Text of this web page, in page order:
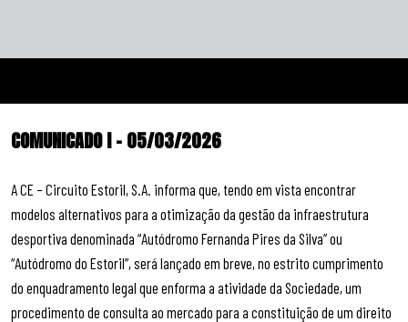
COMUNICADO I – 05/03/2026
A CE – Circuito Estoril, S.A. informa que, tendo em vista encontrar
modelos alternativos para a otimização da gestão da infraestrutura
desportiva denominada “Autódromo Fernanda Pires da Silva” ou
“Autódromo do Estoril”, será lançado em breve, no estrito cumprimento
do enquadramento legal que enforma a atividade da Sociedade, um
procedimento de consulta ao mercado para a constituição de um direito